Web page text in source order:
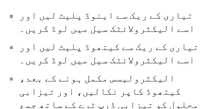
تیاری کے ریک سے اینوڈ پلیٹ لیں اور
اسے الیکٹرولائٹک سیل میں لوڈ کریں۔
تیاری کے ریک سے کیتھوڈ پلیٹ لیں اور
اسے الیکٹرولائٹک سیل میں لوڈ کریں۔
الیکٹرولیسس مکمل ہونے کے بعد،
کیتھوڈ کاپر نکالیں، اور تیزابی
محلول کو تیزابی ڈرپ ٹرے کے ساتھ جمع